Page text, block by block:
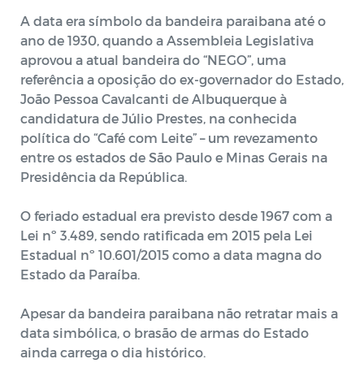
A data era símbolo da bandeira paraibana até o
ano de 1930, quando a Assembleia Legislativa
aprovou a atual bandeira do “NEGO”, uma
referência a oposição do ex-governador do Estado,
João Pessoa Cavalcanti de Albuquerque à
candidatura de Júlio Prestes, na conhecida
política do “Café com Leite” – um revezamento
entre os estados de São Paulo e Minas Gerais na
Presidência da República.
O feriado estadual era previsto desde 1967 com a
Lei nº 3.489, sendo ratificada em 2015 pela Lei
Estadual nº 10.601/2015 como a data magna do
Estado da Paraíba.
Apesar da bandeira paraibana não retratar mais a
data simbólica, o brasão de armas do Estado
ainda carrega o dia histórico.